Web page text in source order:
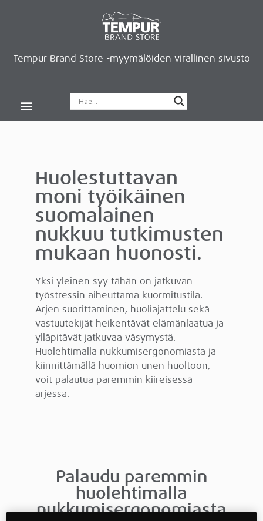
Tempur Brand Store -myymälöiden virallinen sivusto
Huolestuttavan
moni työikäinen
suomalainen
nukkuu tutkimusten
mukaan huonosti.
Yksi yleinen syy tähän on jatkuvan
työstressin aiheuttama kuormitustila.
Arjen suorittaminen, huoliajattelu sekä
vastuutekijät heikentävät elämänlaatua ja
ylläpitävät jatkuvaa väsymystä.
Huolehtimalla nukkumisergonomiasta ja
kiinnittämällä huomion unen huoltoon,
voit palautua paremmin kiireisessä
arjessa.
Palaudu paremmin
huolehtimalla
nukkumisergonomiasta